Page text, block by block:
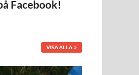
Facebook!
VISA ALLA